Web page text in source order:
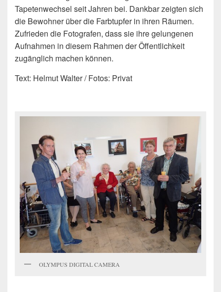
Tapetenwechsel seit Jahren bei. Dankbar zeigten sich
die Bewohner über die Farbtupfer in ihren Räumen.
Zufrieden die Fotografen, dass sie ihre gelungenen
Aufnahmen in diesem Rahmen der Öffentlichkeit
zugänglich machen können.
Text: Helmut Walter / Fotos: Privat
OLYMPUS DIGITAL CAMERA